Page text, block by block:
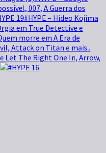
007, A Guerra dos
#HYPE – Hideo Kojima
em True Detective e
morre em A Era de
Attack on Titan e mais..
Let The Right One In, Arrow,